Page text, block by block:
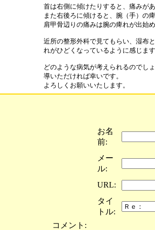
首は右側に傾けたりすると、痛みが
また右後ろに傾けると、腕（手）の
肩甲骨辺りの痛みは腕の痺れが出始
近所の整形外科で見てもらい、湿布
れがひどくなっているように感じま
どのような病気が考えられるのでし
導いただければ幸いです。
よろしくお願いいたします。
お名
前:
メー
ル:
URL:
タイ
トル:
コメント: